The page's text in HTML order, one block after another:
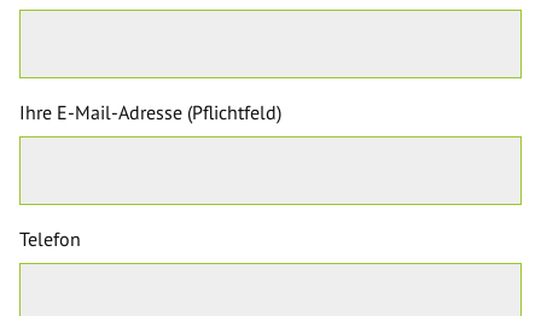
Ihre E-Mail-Adresse (Pflichtfeld)
Telefon